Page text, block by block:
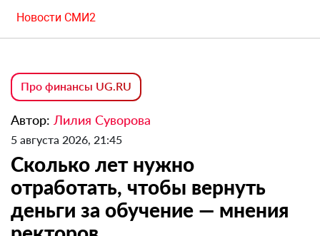
Новости СМИ2
Про финансы UG.RU
Автор: Лилия Суворова
5 августа 2026, 21:45
Сколько лет нужно
отработать, чтобы вернуть
деньги за обучение — мнения